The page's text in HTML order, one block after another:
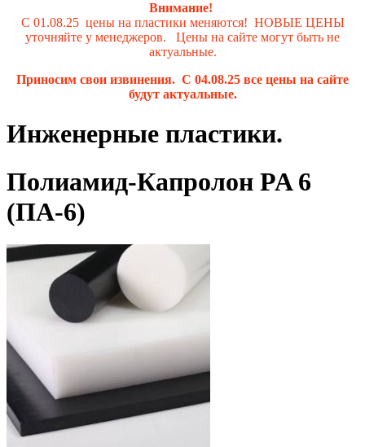
Внимание!
С 01.08.25 цены на пластики меняются! НОВЫЕ ЦЕНЫ
уточняйте у менеджеров. Цены на сайте могут быть не
актуальные.
Приносим свои извинения. С 04.08.25 все цены на сайте
будут актуальные.
Инженерные пластики.
Полиамид-Капролон PA 6
(ПА-6)